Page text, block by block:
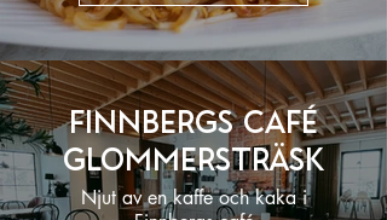
Finnbergs Café
Glommersträsk
Njut av en kaffe och kaka i